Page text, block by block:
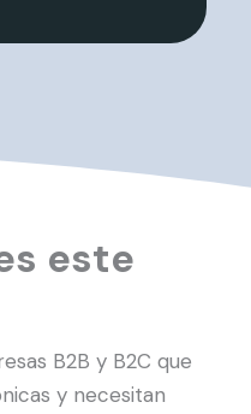
este
B2B y B2C que
y necesitan